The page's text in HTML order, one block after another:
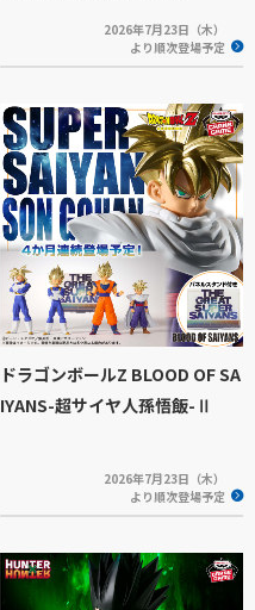
2026年7月23日（木）
より順次登場予定
ドラゴンボールZ BLOOD OF SA
IYANS-超サイヤ人孫悟飯-Ⅱ
2026年7月23日（木）
より順次登場予定